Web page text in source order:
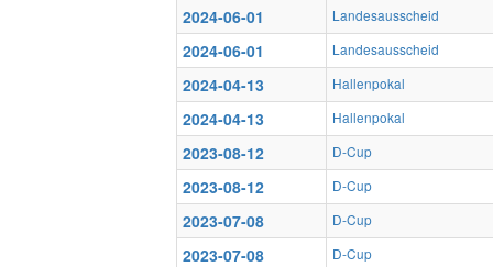
2024-06-01 Landesausscheid
2024-06-01 Landesausscheid
2024-04-13 Hallenpokal
2024-04-13 Hallenpokal
2023-08-12 D-Cup
2023-08-12 D-Cup
2023-07-08 D-Cup
2023-07-08 D-Cup